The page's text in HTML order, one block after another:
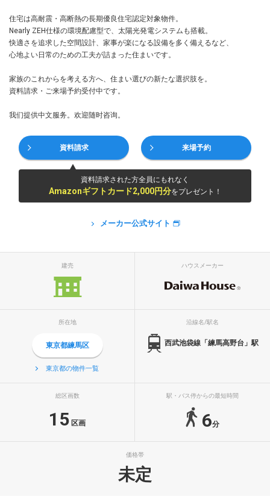
住宅は高耐震・高断熱の長期優良住宅認定対象物件。
Nearly ZEH仕様の環境配慮型で、太陽光発電システムも搭載。
快適さを追求した空間設計、家事が楽になる設備を多く備えるなど、
心地よい日常のための工夫が詰まった住まいです。
家族のこれからを考える方へ、住まい選びの新たな選択肢を。
資料請求・ご来場予約受付中です。
我们提供中文服务。欢迎随时咨询。
資料請求 来場予約
資料請求された方全員にもれなく
Amazonギフトカード2,000円分をプレゼント！
メーカー公式サイト
建売 ハウスメーカー
所在地
東京都練馬区
東京都の物件一覧
沿線名/駅名
西武池袋線「練馬高野台」駅
総区画数
15 区画
駅・バス停からの最短時間
6 分
価格帯
未定